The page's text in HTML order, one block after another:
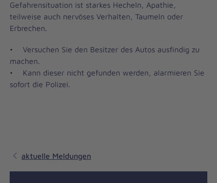
Gefahrensituation ist starkes Hecheln, Apathie,
teilweise auch nervöses Verhalten, Taumeln oder
Erbrechen.
• Versuchen Sie den Besitzer des Autos ausfindig zu
machen.
• Kann dieser nicht gefunden werden, alarmieren Sie
sofort die Polizei.
aktuelle Meldungen